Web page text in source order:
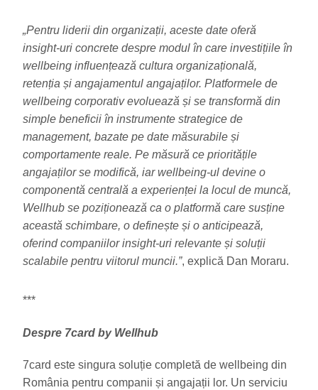
„Pentru liderii din organizații, aceste date oferă
insight-uri concrete despre modul în care investițiile în
wellbeing influențează cultura organizațională,
retenția și angajamentul angajaților. Platformele de
wellbeing corporativ evoluează și se transformă din
simple beneficii în instrumente strategice de
management, bazate pe date măsurabile și
comportamente reale. Pe măsură ce prioritățile
angajaților se modifică, iar wellbeing-ul devine o
componentă centrală a experienței la locul de muncă,
Wellhub se poziționează ca o platformă care susține
această schimbare, o definește și o anticipează,
oferind companiilor insight-uri relevante și soluții
scalabile pentru viitorul muncii.”, explică Dan Moraru.
***
Despre 7card by Wellhub
7card este singura soluție completă de wellbeing din
România pentru companii și angajații lor. Un serviciu